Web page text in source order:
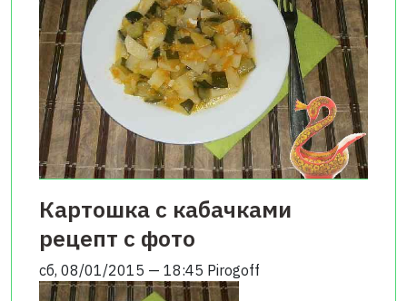
Картошка с кабачками
рецепт с фото
сб, 08/01/2015 — 18:45 Pirogoff